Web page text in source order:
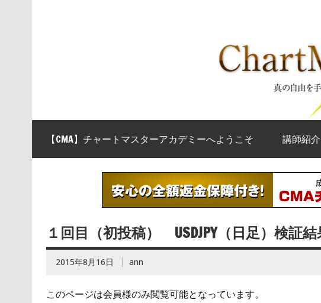
【CMA】チャートマスターアカデミーへようこそ 講師紹介
１回目（初投稿） USDJPY（日足）検証結
2015年8月16日 ann
このページは会員様のみ閲覧可能となっています。